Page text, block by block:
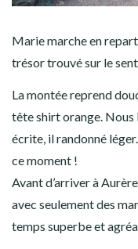
Marie marche en
trésor trouvé sur le
La montée reprend
tête shirt orange. Nous
écrite, il randonné
ce moment !
Avant d’arriver à
avec seulement des
temps superbe et